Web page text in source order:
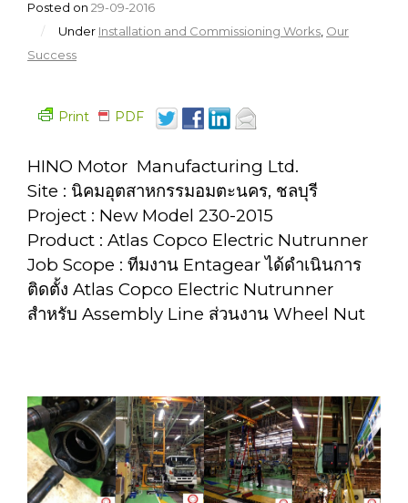
Posted on 29-09-2016
/
Under Installation and Commissioning Works, Our
Success
Print PDF
HINO Motor Manufacturing Ltd.
Site : นิคมอุตสาหกรรมอมตะนคร, ชลบุรี
Project : New Model 230-2015
Product : Atlas Copco Electric Nutrunner
Job Scope : ทีมงาน Entagear ได้ดำเนินการ
ติดตั้ง Atlas Copco Electric Nutrunner
สำหรับ Assembly Line ส่วนงาน Wheel Nut